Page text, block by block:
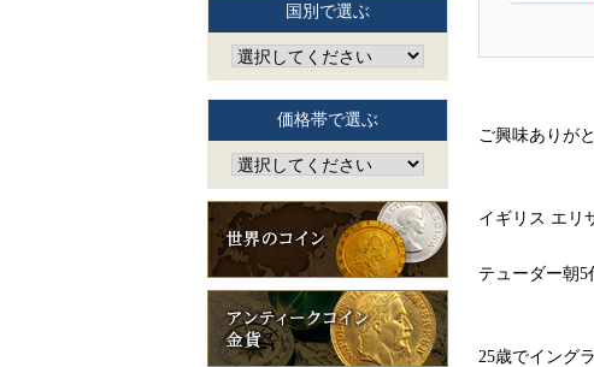
ご興味ありが
イギリス エリ
テューダー朝5
25歳でイング
国別で選ぶ
価格帯で選ぶ